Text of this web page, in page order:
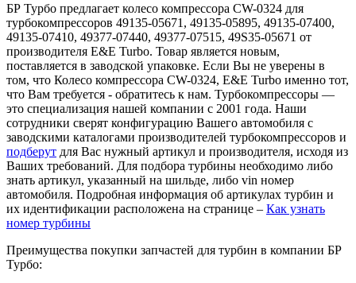
БР Турбо предлагает колесо компрессора CW-0324 для
турбокомпрессоров 49135-05671, 49135-05895, 49135-07400,
49135-07410, 49377-07440, 49377-07515, 49S35-05671 от
производителя E&E Turbo. Товар является новым,
поставляется в заводской упаковке. Если Вы не уверены в
том, что Колесо компрессора CW-0324, E&E Turbo именно тот,
что Вам требуется - обратитесь к нам. Турбокомпрессоры —
это специализация нашей компании с 2001 года. Наши
сотрудники сверят конфигурацию Вашего автомобиля с
заводскими каталогами производителей турбокомпрессоров и
подберут для Вас нужный артикул и производителя, исходя из
Ваших требований. Для подбора турбины необходимо либо
знать артикул, указанный на шильде, либо vin номер
автомобиля. Подробная информация об артикулах турбин и
их идентификации расположена на странице – Как узнать
номер турбины
Преимущества покупки запчастей для турбин в компании БР
Турбо: